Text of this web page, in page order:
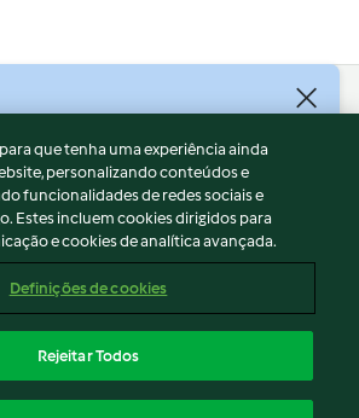
de Dados
que tenha uma experiência ainda
personalizando conteúdos e
funcionalidades de redes sociais e
Estes incluem cookies dirigidos para
e cookies de analítica avançada.
Definições de cookies
Rejeitar Todos